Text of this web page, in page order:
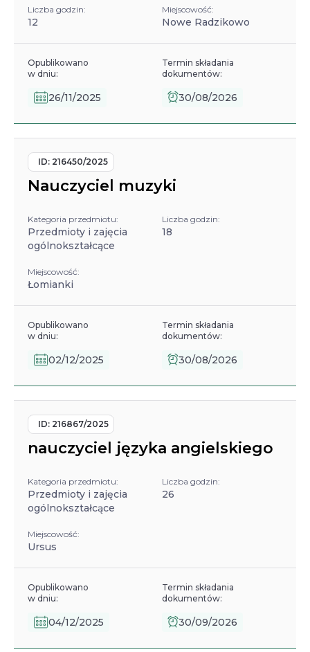
Liczba godzin:
12
Miejscowość:
Nowe Radzikowo
Opublikowano
w dniu:
26/11/2025
Termin składania
dokumentów:
30/08/2026
ID: 216450/2025
Nauczyciel muzyki
Kategoria przedmiotu:
Przedmioty i zajęcia
ogólnokształcące
Liczba godzin:
18
Miejscowość:
Łomianki
Opublikowano
w dniu:
02/12/2025
Termin składania
dokumentów:
30/08/2026
ID: 216867/2025
nauczyciel języka angielskiego
Kategoria przedmiotu:
Przedmioty i zajęcia
ogólnokształcące
Liczba godzin:
26
Miejscowość:
Ursus
Opublikowano
w dniu:
04/12/2025
Termin składania
dokumentów:
30/09/2026